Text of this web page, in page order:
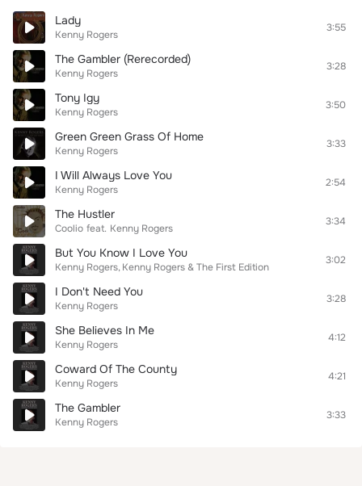
Lady
Kenny Rogers
3:55
The Gambler (Rerecorded)
Kenny Rogers
3:28
Tony Igy
Kenny Rogers
3:50
Green Green Grass Of Home
Kenny Rogers
3:33
I Will Always Love You
Kenny Rogers
2:54
The Hustler
Coolio feat. Kenny Rogers
3:34
But You Know I Love You
Kenny Rogers Kenny Rogers & The First Edition
3:02
I Don't Need You
Kenny Rogers
3:28
She Believes In Me
Kenny Rogers
4:12
Coward Of The County
Kenny Rogers
4:21
The Gambler
Kenny Rogers
3:33